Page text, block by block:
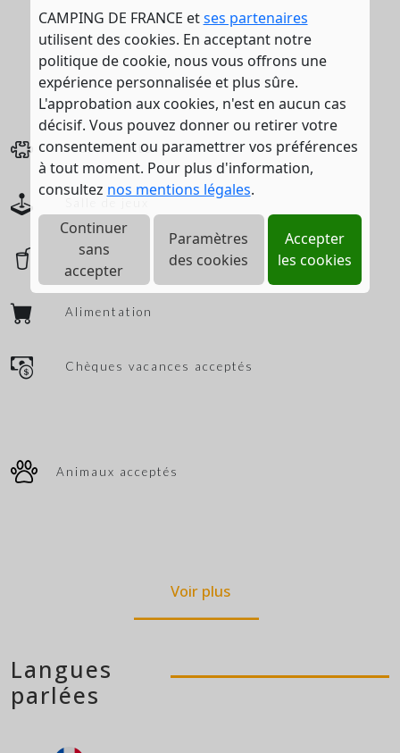
CAMPING DE FRANCE etses partenaires
utilisent des cookies. En acceptant notre
politique de cookie, nous vous offrons une
expérience personnalisée et plus sûre.
L'approbation aux cookies, n'est en aucun cas
décisif. Vous pouvez donner ou retirer votre
consentement ou paramettrer vos préférences
à tout moment. Pour plus d'information,
consultez nos mentions légales.
Continuer
sans
accepter
Paramètres
des cookies
Accepter
les cookies
Jeux enfants
Bar
Alimentation
Chèques vacances acceptés
Animaux acceptés
Voir plus
Langues
parlées